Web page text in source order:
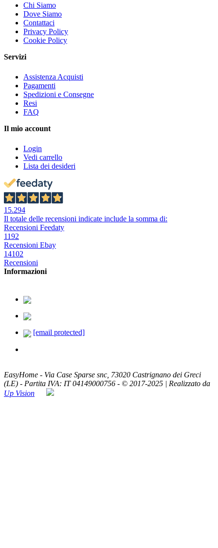
Chi Siamo
Dove Siamo
Contattaci
Privacy Policy
Cookie Policy
Servizi
Assistenza Acquisti
Pagamenti
Spedizioni e Consegne
Resi
FAQ
Il mio account
Login
Vedi carrello
Lista dei desideri
15.294
Il totale delle recensioni indicate include la somma di:
Recensioni Feedaty
1192
Recensioni Ebay
14102
Recensioni
Informazioni
[email protected]
EasyHome - Via Case Sparse snc, 73020 Castrignano dei Greci
(LE) - Partita IVA: IT 04149000756 - © 2017-2025 | Realizzato da
Up Vision